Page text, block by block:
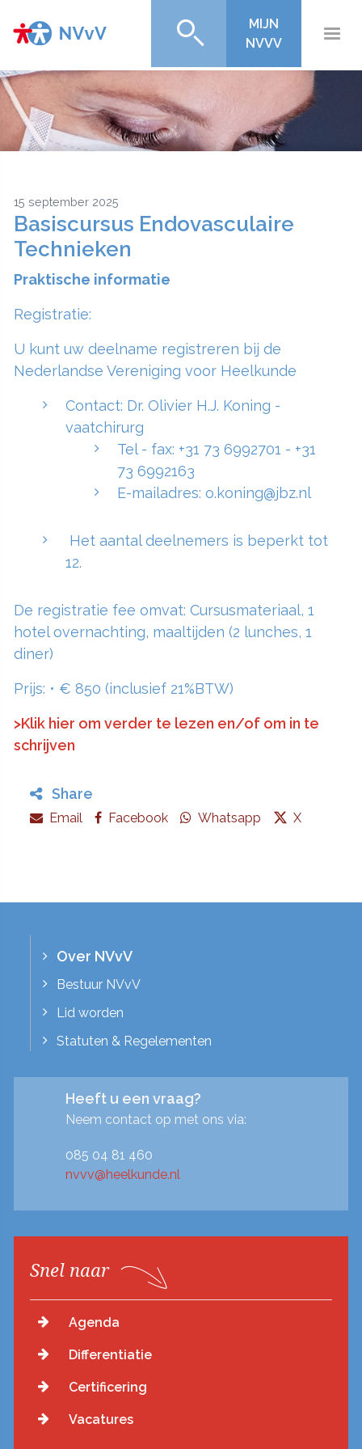
MIJN
NVVV
15 september 2025
Basiscursus Endovasculaire
Technieken
Praktische informatie
Registratie:
U kunt uw deelname registreren bij de
Nederlandse Vereniging voor Heelkunde
Contact: Dr. Olivier H.J. Koning -
vaatchirurg
Tel - fax: +31 73 6992701 - +31
73 6992163
E-mailadres: o.koning@jbz.nl
Het aantal deelnemers is beperkt tot
12.
De registratie fee omvat: Cursusmateriaal, 1
hotel overnachting, maaltijden (2 lunches, 1
diner)
Prijs: • € 850 (inclusief 21%BTW)
>Klik hier om verder te lezen en/of om in te
schrijven
Share
Email Facebook Whatsapp X
Over NVvV
Bestuur NVvV
Lid worden
Statuten & Regelementen
Heeft u een vraag?
Neem contact op met ons via:
085 04 81 460
nvvv@heelkunde.nl
Snel naar
Agenda
Differentiatie
Certificering
Vacatures